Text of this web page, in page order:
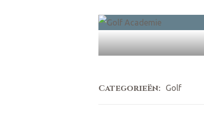
Categorieën: Golf